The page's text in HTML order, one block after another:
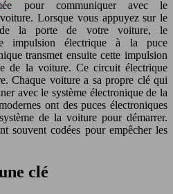
pour communiquer avec le
Lorsque vous appuyez sur le
de la porte de votre voiture, le
impulsion électrique à la puce
transmet ensuite cette impulsion
de la voiture. Ce circuit électrique
Chaque voiture a sa propre clé qui
avec le système électronique de la
ont des puces électroniques
de la voiture pour démarrer.
souvent codées pour empêcher les
clé